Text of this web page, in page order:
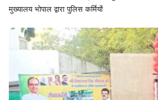
मुख्यालय भोपाल द्वारा पुलिस कर्मियों